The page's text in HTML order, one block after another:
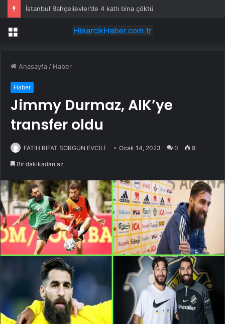
İstanbul Bahçelievler’de 4 katlı bina çöktü
Menü
Anasayfa / Haber
Haber
Jimmy Durmaz, AIK’ye
transfer oldu
FATİH RIFAT SORGUN EVCİLİ Ocak 14, 2023 0 9
Bir dakikadan az